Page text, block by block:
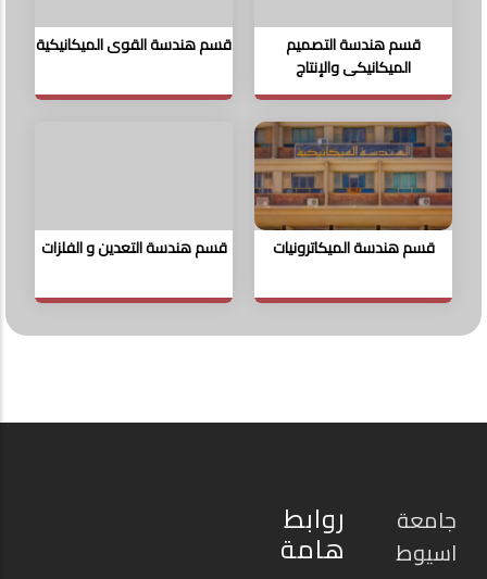
قسم هندسة التصميم
الميكانيكى والإنتاج
قسم هندسة القوى الميكانيكية
قسم هندسة الميكاترونيات قسم هندسة التعدين و الفلزات
جامعة
اسيوط
روابط
هامة